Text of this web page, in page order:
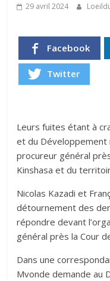
29 avril 2024
Facebook
Twitter
Leurs fuites étant à
et du
procureur général
Kinshasa et du
Nicolas Kazadi et
détournement des
répondre devant
général près la Cour
Dans une
Mvonde demande au